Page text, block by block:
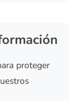
proteger